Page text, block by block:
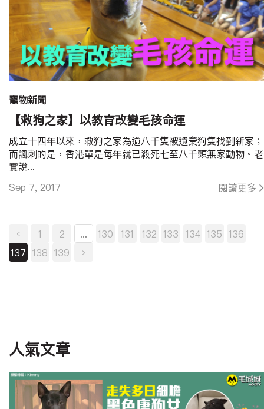
寵物新聞
【救狗之家】以教育改變毛孩命運
Sep 7, 2017 閱讀更多
成立十四年以來，救狗之家為逾八千隻被遺棄狗隻找到新家；
而諷刺的是，香港單是每年就已殺死七至八千頭無家動物。老
實說...
‹ 1 2 ... 130 131 132 133 134 135
136
137
138 139 ›
人氣文章